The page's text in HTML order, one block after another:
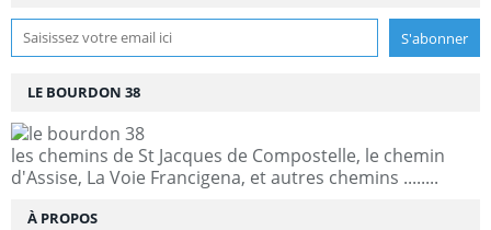
LE BOURDON 38
les chemins de St Jacques de Compostelle, le chemin
d'Assise, La Voie Francigena, et autres chemins ........
À PROPOS